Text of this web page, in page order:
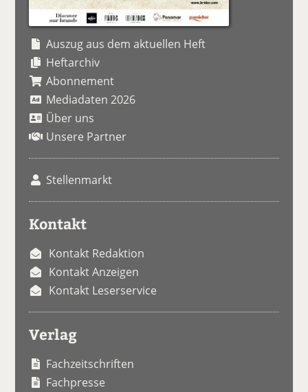
Auszug aus dem aktuellen Heft
Heftarchiv
Abonnement
Mediadaten 2026
Über uns
Unsere Partner
Stellenmarkt
Kontakt
Kontakt Redaktion
Kontakt Anzeigen
Kontakt Leserservice
Verlag
Fachzeitschriften
Fachpresse